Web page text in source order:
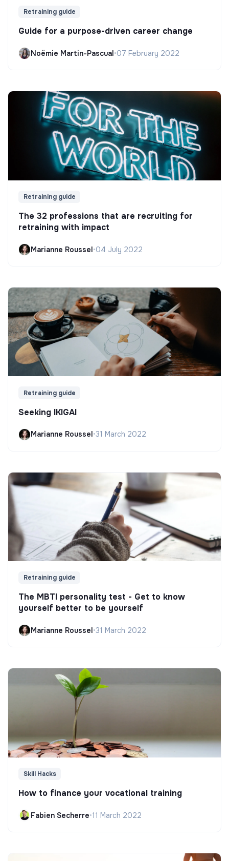
Retraining guide
Guide for a purpose-driven career change
Noëmie Martin-Pascual•07 February 2022
Retraining guide
The 32 professions that are recruiting for
retraining with impact
Marianne Roussel•04 July 2022
Retraining guide
Seeking IKIGAI
Marianne Roussel•31 March 2022
Retraining guide
The MBTI personality test - Get to know
yourself better to be yourself
Marianne Roussel•31 March 2022
Skill Hacks
How to finance your vocational training
Fabien Secherre•11 March 2022